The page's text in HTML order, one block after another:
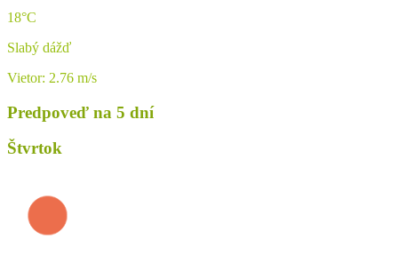
18°C
Slabý dážď
Vietor: 2.76 m/s
Predpoveď na 5 dní
Štvrtok